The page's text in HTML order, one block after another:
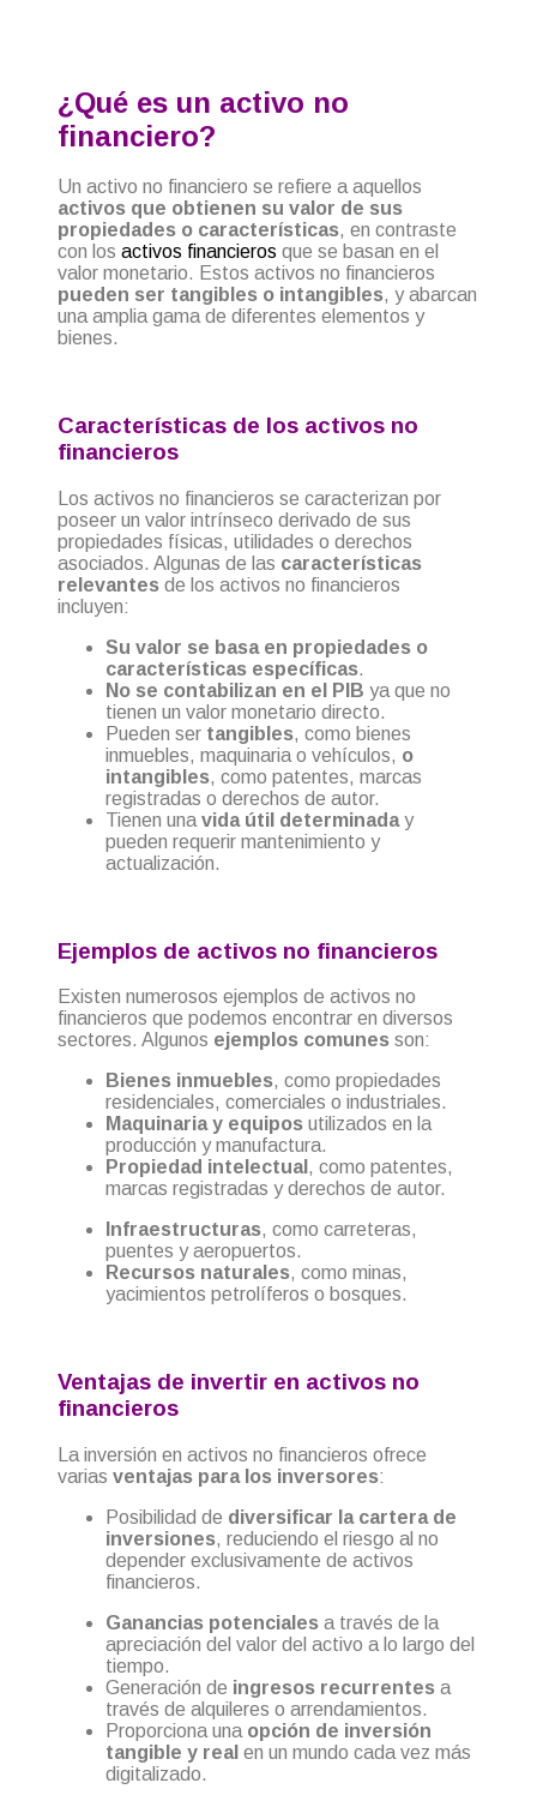
¿Qué es un activo no
financiero?
Un activo no financiero se refiere a aquellos
activos que obtienen su valor de sus
propiedades o características, en contraste
con los activos financieros que se basan en el
valor monetario. Estos activos no financieros
pueden ser tangibles o intangibles, y abarcan
una amplia gama de diferentes elementos y
bienes.
Características de los activos no
financieros
Los activos no financieros se caracterizan por
poseer un valor intrínseco derivado de sus
propiedades físicas, utilidades o derechos
asociados. Algunas de las características
relevantes de los activos no financieros
incluyen:
Su valor se basa en propiedades o
características específicas.
No se contabilizan en el PIB ya que no
tienen un valor monetario directo.
Pueden ser tangibles, como bienes
inmuebles, maquinaria o vehículos, o
intangibles, como patentes, marcas
registradas o derechos de autor.
Tienen una vida útil determinaday
pueden requerir mantenimiento y
actualización.
Ejemplos de activos no financieros
Existen numerosos ejemplos de activos no
financieros que podemos encontrar en diversos
sectores. Algunos ejemplos comunes son:
Bienes inmuebles, como propiedades
residenciales, comerciales o industriales.
Maquinaria y equipos utilizados en la
producción y manufactura.
Propiedad intelectual , como patentes,
marcas registradas y derechos de autor.
Infraestructuras, como carreteras,
puentes y aeropuertos.
Recursos naturales, como minas,
yacimientos petrolíferos o bosques.
Ventajas de invertir en activos no
financieros
La inversión en activos no financieros ofrece
varias ventajas para los inversores:
Posibilidad de diversificar la cartera de
inversiones, reduciendo el riesgo al no
depender exclusivamente de activos
financieros.
Ganancias potenciales a través de la
apreciación del valor del activo a lo largo del
tiempo.
Generación de ingresos recurrentes a
través de alquileres o arrendamientos.
Proporciona una opción de inversión
tangible y real en un mundo cada vez más
digitalizado.